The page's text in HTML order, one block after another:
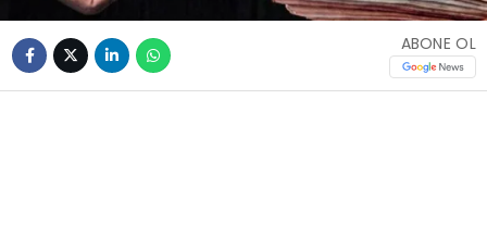
ABONE OL